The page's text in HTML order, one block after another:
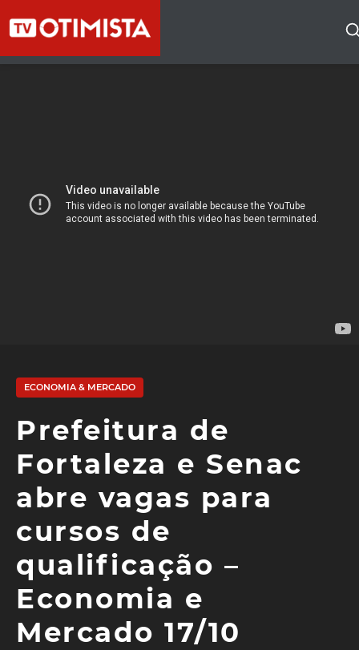
ECONOMIA & MERCADO
Prefeitura de
Fortaleza e Senac
abre vagas para
cursos de
qualificação –
Economia e
Mercado 17/10